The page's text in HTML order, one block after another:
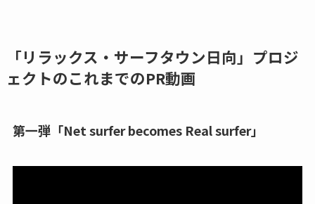
「リラックス・サーフタウン日向」プロジ
ェクトのこれまでのPR動画
第一弾「Net surfer becomes Real surfer」